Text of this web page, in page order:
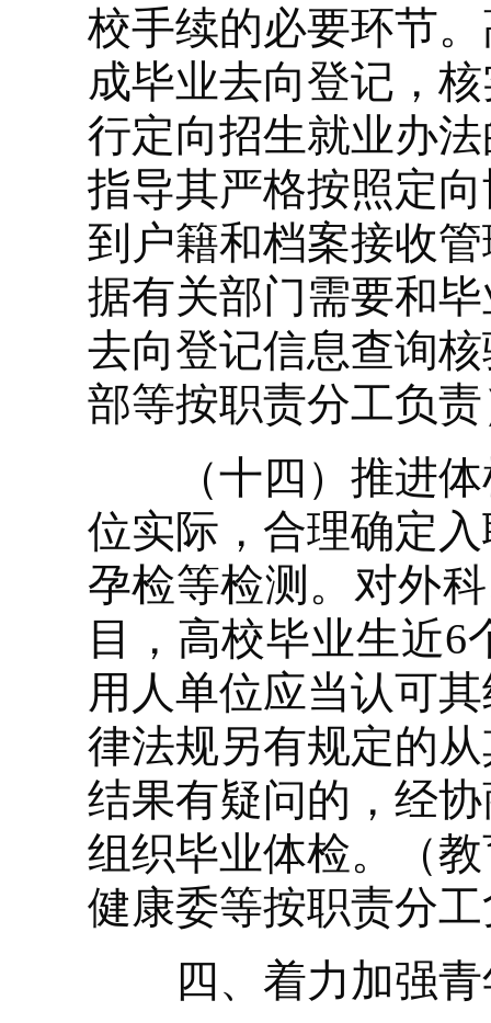
校手续的必要环节
成毕业去向登记，
行定向招生就业办
指导其严格按照定
到户籍和档案接收
据有关部门需要和
去向登记信息查询
部等按职责分工负
（十四）推进体
位实际，合理确定
孕检等检测。对外
目，高校毕业生近
用人单位应当认可
律法规另有规定的
结果有疑问的，经
组织毕业体检。（
健康委等按职责分
四、着力加强青